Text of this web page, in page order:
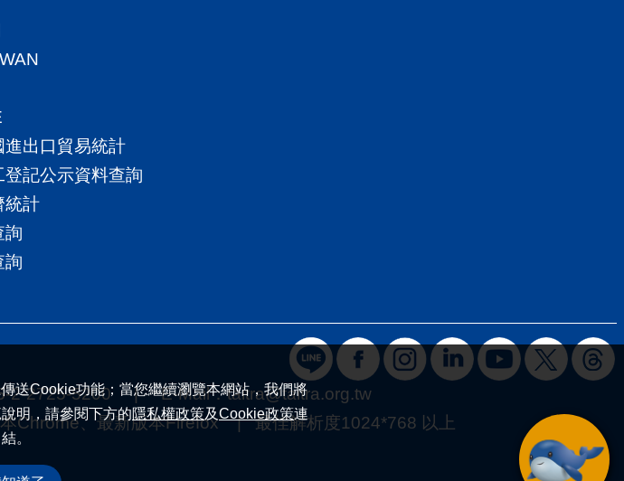
送Cookie功能；當您繼續瀏覽本網站，我們將
明，請參閱下方的隱私權政策及Cookie政策連
結。
出口貿易統計
記公示資料查詢
統計
詢
詢
2-2725-5200 | E-Mail：taitra@taitra.org.tw
本Chrome、最新版本Firefox | 最佳解析度1024*768 以上